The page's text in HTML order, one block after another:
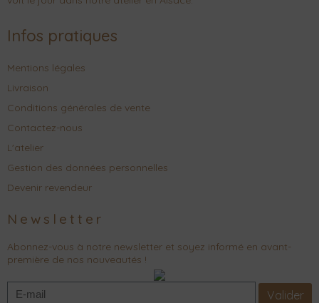
Infos pratiques
Mentions légales
Livraison
Conditions générales de vente
Contactez-nous
L'atelier
Gestion des données personnelles
Devenir revendeur
Newsletter
Abonnez-vous à notre newsletter et soyez informé en avant-
première de nos nouveautés !
Valider